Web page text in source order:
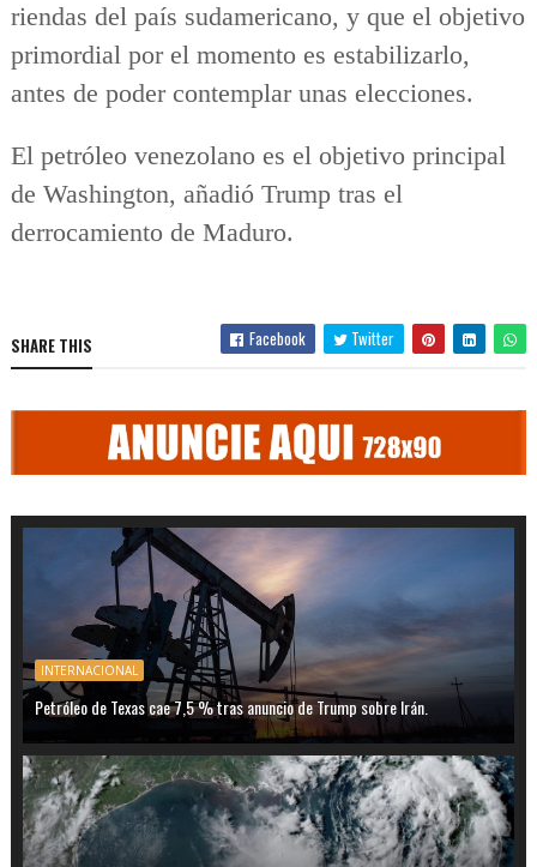
riendas del país sudamericano, y que el objetivo
primordial por el momento es estabilizarlo,
antes de poder contemplar unas elecciones.
El petróleo venezolano es el objetivo principal
de Washington, añadió Trump tras el
derrocamiento de Maduro.
SHARE THIS Facebook Twitter
INTERNACIONAL
Petróleo de Texas cae 7,5 % tras anuncio de Trump sobre Irán.